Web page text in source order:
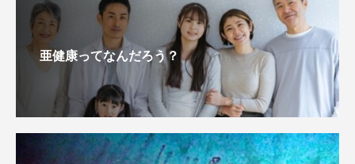
亜健康ってなんだろう？